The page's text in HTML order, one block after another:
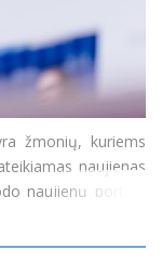
žmonių, kuriems
naujienas
naujienų portalo
tyrimas. 71